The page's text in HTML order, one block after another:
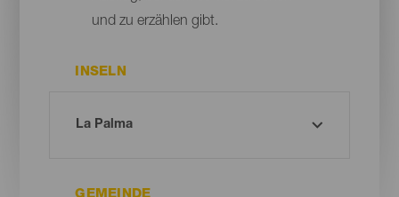
und zu erzählen gibt.
INSELN